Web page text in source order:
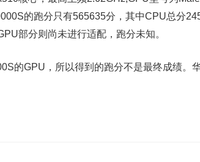
的跑分只有565635分，其中CPU总分
部分则尚未进行适配，跑分未知。
的GPU，所以得到的跑分不是最终成绩。